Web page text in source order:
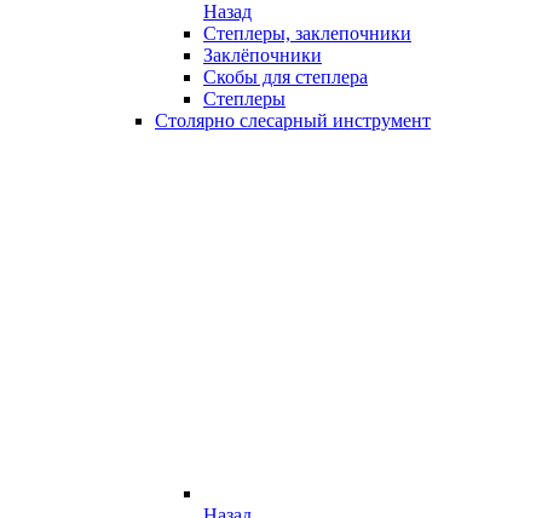
Назад
Степлеры, заклепочники
Заклёпочники
Скобы для степлера
Степлеры
Столярно слесарный инструмент